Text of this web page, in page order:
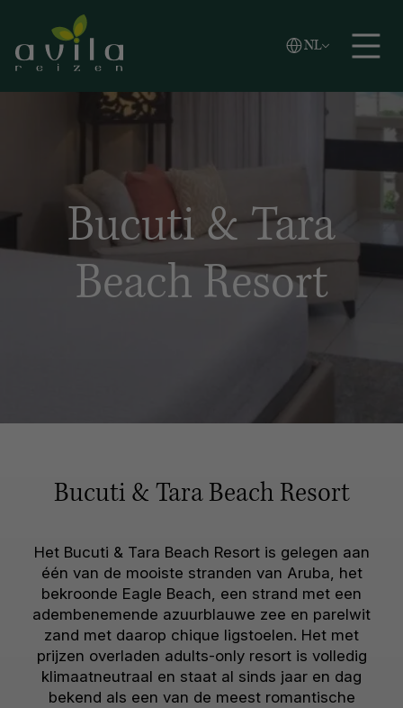
Zoeken
NL
Vlaams
English
Bucuti & Tara
Beach Resort
Bucuti & Tara Beach Resort
Het Bucuti & Tara Beach Resort is gelegen aan
één van de mooiste stranden van Aruba, het
bekroonde Eagle Beach, een strand met een
adembenemende azuurblauwe zee en parelwit
zand met daarop chique ligstoelen. Het met
prijzen overladen adults-only resort is volledig
klimaatneutraal en staat al sinds jaar en dag
bekend als een van de meest romantische